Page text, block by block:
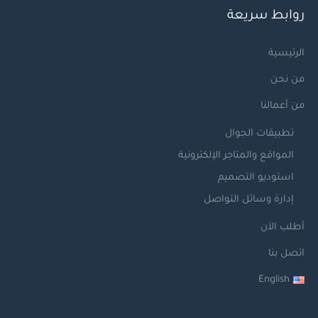
روابط سريعة
الرئيسية
من نحن
من أعمالنا
تطبيقات الجوال
المواقع والمتاجر الإلكترونية
استوديو التصميم
إدارة وسائل التواصل
أطلب الآن
اتصل بنا
English